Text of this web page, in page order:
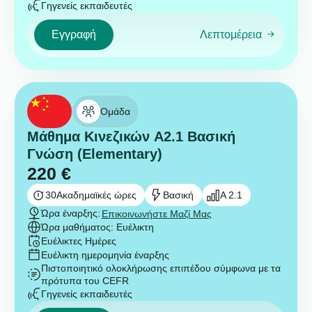
Γηγενείς εκπαιδευτές
Εγγραφή Λεπτομέρεια
Ομάδα
Μάθημα Κινεζικών A2.1 Βασική
Γνώση (Elementary)
220 €
30Ακαδημαϊκές ώρες Βασική
A 2.1
Ώρα έναρξης: Επικοινωνήστε Μαζί Μας
Ώρα μαθήματος: Ευέλικτη
Ευέλικτες Ημέρες
Ευέλικτη ημερομηνία έναρξης
Πιστοποιητικό ολοκλήρωσης επιπέδου σύμφωνα με τα
πρότυπα του CEFR
Γηγενείς εκπαιδευτές